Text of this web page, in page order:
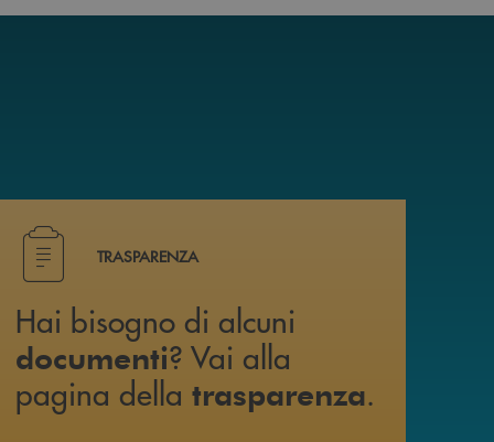
anche su canale WhatsApp !
Hai bisogno di alcuni documenti ? Vai alla pagina della
TRASPARENZA
Hai bisogno di alcuni
documenti? Vai alla
pagina della trasparenza.